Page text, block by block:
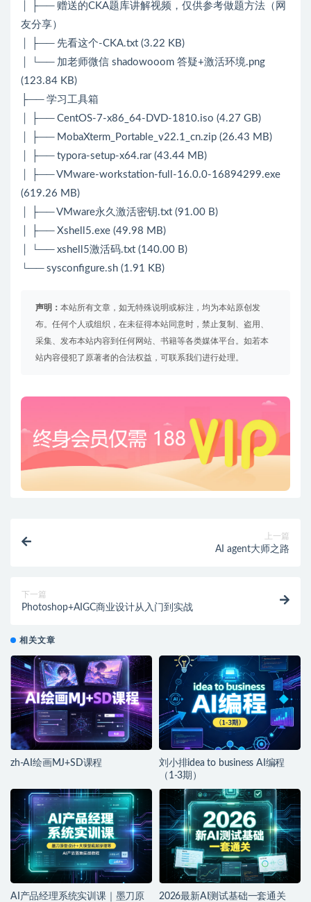
│ ├── 赠送的CKA题库讲解视频，仅供参考做题方法（网
友分享）
│ ├── 先看这个-CKA.txt (3.22 KB)
│ └── 加老师微信 shadowooom 答疑+激活环境.png
(123.84 KB)
├── 学习工具箱
│ ├── CentOS-7-x86_64-DVD-1810.iso (4.27 GB)
│ ├── MobaXterm_Portable_v22.1_cn.zip (26.43 MB)
│ ├── typora-setup-x64.rar (43.44 MB)
│ ├── VMware-workstation-full-16.0.0-16894299.exe
(619.26 MB)
│ ├── VMware永久激活密钥.txt (91.00 B)
│ ├── Xshell5.exe (49.98 MB)
│ └── xshell5激活码.txt (140.00 B)
└── sysconfigure.sh (1.91 KB)
声明： 本站所有文章，如无特殊说明或标注，均为本站原创发
布。任何个人或组织，在未征得本站同意时，禁止复制、盗用、
采集、发布本站内容到任何网站、书籍等各类媒体平台。如若本
站内容侵犯了原著者的合法权益，可联系我们进行处理。
上一篇
AI agent大师之路
下一篇
Photoshop+AIGC商业设计从入门到实战
相关文章
zh-AI绘画MJ+SD课程
刘小排idea to business AI编程
（1-3期）
AI产品经理系统实训课｜墨刀原
2026最新AI测试基础一套通关